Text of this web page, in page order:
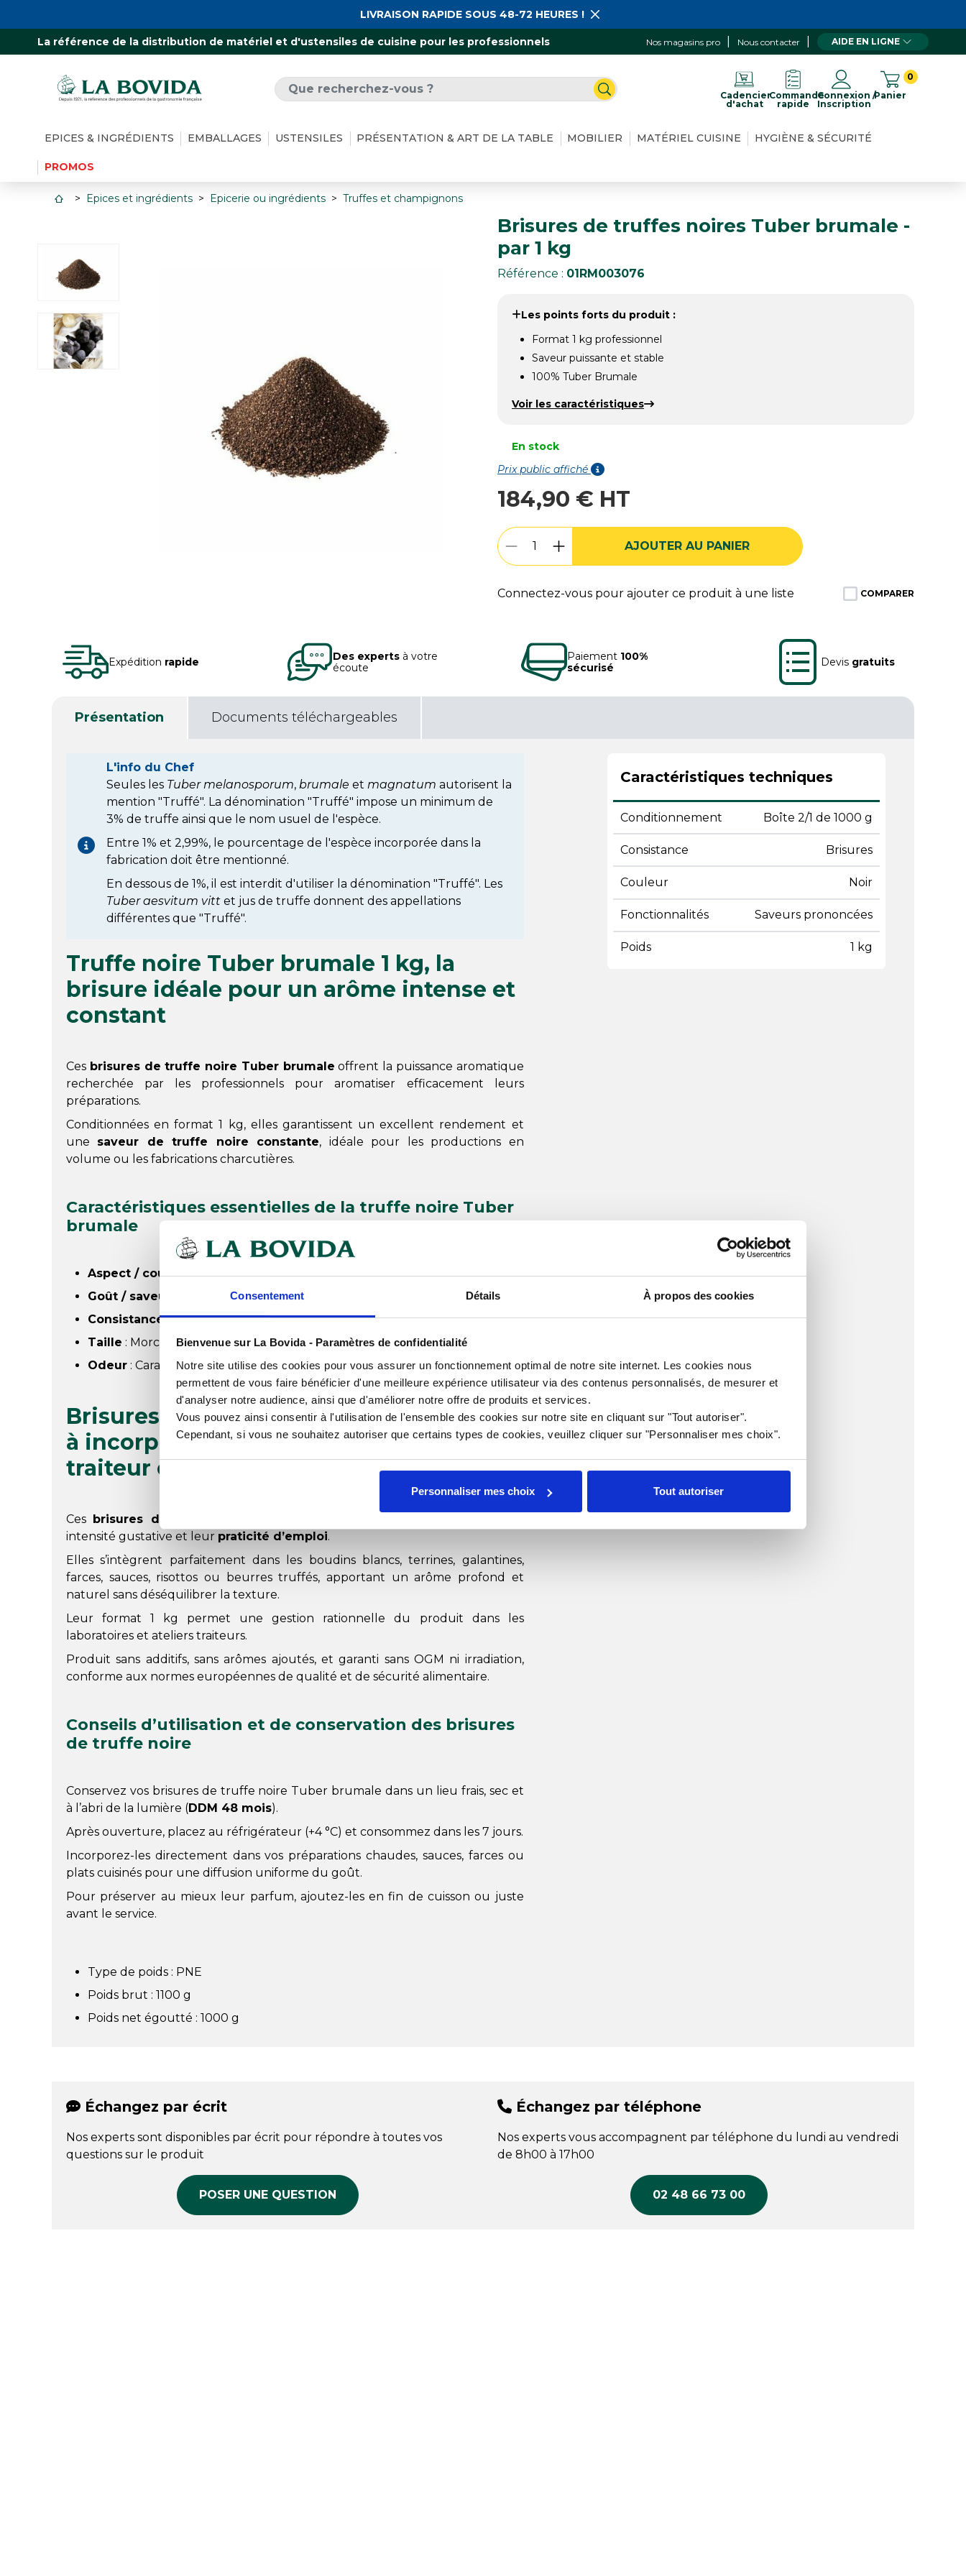
Consentement Détails À propos des cookies
Bienvenue sur La Bovida - Paramètres de confidentialité
Notre site utilise des cookies pour vous assurer un fonctionnement optimal de notre site internet. Les cookies nous
permettent de vous faire bénéficier d'une meilleure expérience utilisateur via des contenus personnalisés, de mesurer et
d'analyser notre audience, ainsi que d'améliorer notre offre de produits et services.
Vous pouvez ainsi consentir à l'utilisation de l'ensemble des cookies sur notre site en cliquant sur "Tout autoriser".
Cependant, si vous ne souhaitez autoriser que certains types de cookies, veuillez cliquer sur "Personnaliser mes choix".
Personnaliser mes choix Tout autoriser
La référence de la distribution de matériel et d'ustensiles de cuisine pour les professionnels Nos magasins pro Nous contacter AIDE EN LIGNE
Cadencier
d'achat
Commande
rapide
Connexion /
Inscription
Panier
0
EPICES & INGRÉDIENTS EMBALLAGES USTENSILES PRÉSENTATION & ART DE LA TABLE MOBILIER MATÉRIEL CUISINE HYGIÈNE & SÉCURITÉ
PROMOS
LIVRAISON RAPIDE SOUS 48-72 HEURES !
Epices et ingrédients Epicerie ou ingrédients Truffes et champignons
Brisures de truffes noires Tuber brumale -
par 1 kg
Référence : 01RM003076
Les points forts du produit :
Format 1 kg professionnel
Saveur puissante et stable
100% Tuber Brumale
Voir les caractéristiques
En stock
Prix public affiché
184,90 € HT
AJOUTER AU PANIER
Connectez-vous pour ajouter ce produit à une liste COMPARER
Expédition rapide Des expertsà votre
écoute
Paiement 100%
sécurisé
Devis gratuits
Présentation Documents téléchargeables
L'info du Chef
Seules les Tuber melanosporum, brumale et magnatum autorisent la
mention "Truffé". La dénomination "Truffé" impose un minimum de
3% de truffe ainsi que le nom usuel de l'espèce.
Entre 1% et 2,99%, le pourcentage de l'espèce incorporée dans la
fabrication doit être mentionné.
En dessous de 1%, il est interdit d'utiliser la dénomination "Truffé". Les
Tuber aesvitum vitt et jus de truffe donnent des appellations
différentes que "Truffé".
Truffe noire Tuber brumale 1 kg, la
brisure idéale pour un arôme intense et
constant
Ces brisures de truffe noire Tuber brumale offrent la puissance aromatique
recherchée par les professionnels pour aromatiser efficacement leurs
préparations.
Conditionnées en format 1 kg, elles garantissent un excellent rendement et
une saveur de truffe noire constante, idéale pour les productions en
volume ou les fabrications charcutières.
Caractéristiques essentielles de la truffe noire Tuber
brumale
Aspect / couleur: Brisures homogènes de truffe noire
Goût / saveur
: Typique, riche et persistant
Consistance: Texture ferme, bien calibrée
Taille : Morceaux réguliers, faciles à incorporer
Odeur : Caractéristique de la truffe noire, sans note étrangère
Brisures de truffe noire Tuber brumale,
à incorporer dans les productions
traiteur et charcutières
Ces brisures de truffe noire en conserve
intensité gustative et leur praticité d’emploi.
Elles s’intègrent parfaitement dans les boudins blancs, terrines, galantines,
farces, sauces, risottos ou beurres truffés, apportant un arôme profond et
naturel sans déséquilibrer la texture.
Leur format 1 kg permet une gestion rationnelle du produit dans les
laboratoires et ateliers traiteurs.
Produit sans additifs, sans arômes ajoutés, et garanti sans OGM ni irradiation,
conforme aux normes européennes de qualité et de sécurité alimentaire.
Conseils d’utilisation et de conservation des brisures
de truffe noire
Conservez vos brisures de truffe noire Tuber brumale dans un lieu frais, sec et
à l’abri de la lumière (DDM 48 mois).
Après ouverture, placez au réfrigérateur (+4 °C) et consommez dans les 7 jours.
Incorporez-les directement dans vos préparations chaudes, sauces, farces ou
plats cuisinés pour une diffusion uniforme du goût.
Pour préserver au mieux leur parfum, ajoutez-les en fin de cuisson ou juste
avant le service.
Type de poids : PNE
Poids brut : 1100 g
Poids net égoutté : 1000 g
Caractéristiques techniques
Conditionnement Boîte 2/1 de 1000 g
Consistance Brisures
Couleur Noir
Fonctionnalités Saveurs prononcées
Poids 1 kg
Échangez par écrit
Nos experts sont disponibles par écrit pour répondre à toutes vos
questions sur le produit
POSER UNE QUESTION
Échangez par téléphone
Nos experts vous accompagnent par téléphone du lundi au vendredi
de 8h00 à 17h00
02 48 66 73 00